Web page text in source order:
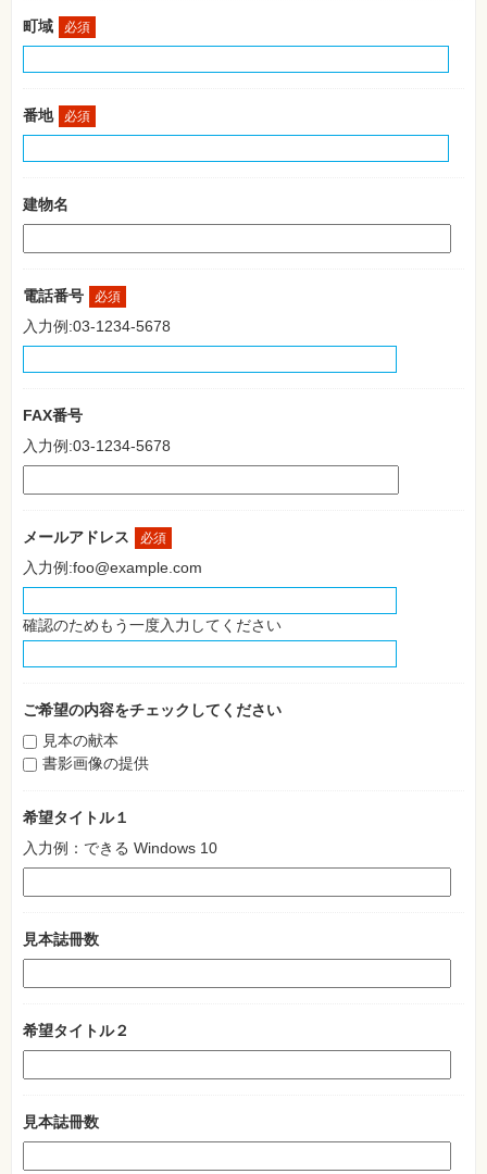
ロ
ジ
ー
素
材
作・
パ
ソ
ン・
ビ
ー
Impress
グ
イ
ン
ー
シ
リ
ー
ズ
覧
集
覧
町域 必須
番地 必須
建物名
電話番号 必須
入力例:03-1234-5678
FAX番号
入力例:03-1234-5678
メールアドレス 必須
入力例:foo@example.com
確認のためもう一度入力してください
ご希望の内容をチェックしてください
見本の献本
書影画像の提供
希望タイトル１
入力例：できる Windows 10
見本誌冊数
希望タイトル２
見本誌冊数